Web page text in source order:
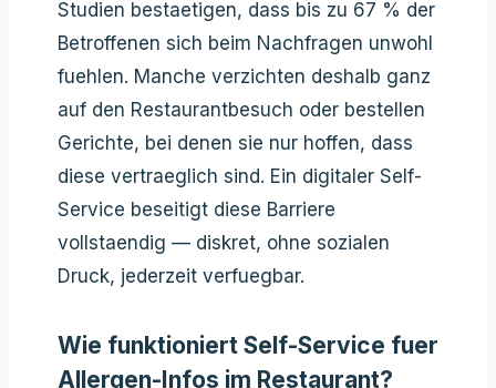
Studien bestaetigen, dass bis zu 67 % der
Betroffenen sich beim Nachfragen unwohl
fuehlen. Manche verzichten deshalb ganz
auf den Restaurantbesuch oder bestellen
Gerichte, bei denen sie nur hoffen, dass
diese vertraeglich sind. Ein digitaler Self-
Service beseitigt diese Barriere
vollstaendig — diskret, ohne sozialen
Druck, jederzeit verfuegbar.
Wie funktioniert Self-Service fuer
Allergen-Infos im Restaurant?